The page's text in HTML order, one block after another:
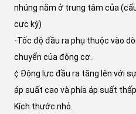
nhúng nằm ở trung tâm của
cực kỳ)
-Tốc độ đầu ra phụ thuộc vào
chuyển của động cơ.
¢ Động lực đầu ra tăng lên với
áp suất cao và phía áp suất thấp.
️Kích thước nhỏ.